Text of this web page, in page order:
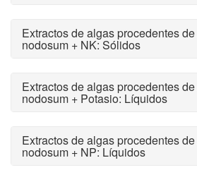
Extractos de algas procedentes
nodosum + NK: Sólidos
Extractos de algas procedentes
nodosum + Potasio: Líquidos
Extractos de algas procedentes
nodosum + NP: Líquidos